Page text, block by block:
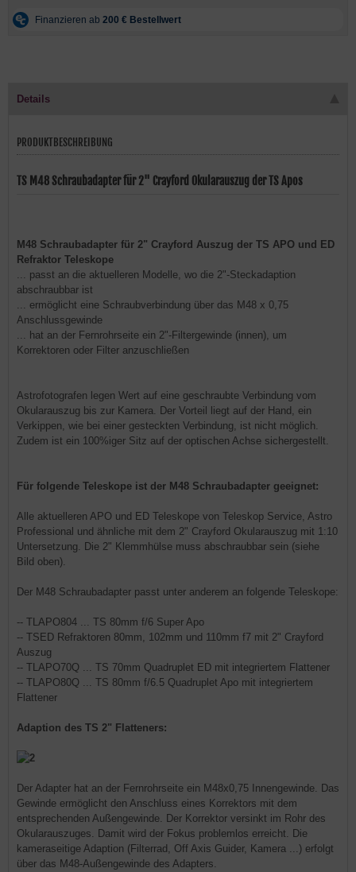
Details
PRODUKTBESCHREIBUNG
TS M48 Schraubadapter für 2" Crayford Okularauszug der TS Apos
M48 Schraubadapter für 2" Crayford Auszug der TS APO und ED
Refraktor Teleskope
... passt an die aktuelleren Modelle, wo die 2"-Steckadaption
abschraubbar ist
... ermöglicht eine Schraubverbindung über das M48 x 0,75
Anschlussgewinde
... hat an der Fernrohrseite ein 2"-Filtergewinde (innen), um
Korrektoren oder Filter anzuschließen
Astrofotografen legen Wert auf eine geschraubte Verbindung vom
Okularauszug bis zur Kamera. Der Vorteil liegt auf der Hand, ein
Verkippen, wie bei einer gesteckten Verbindung, ist nicht möglich.
Zudem ist ein 100%iger Sitz auf der optischen Achse sichergestellt.
Für folgende Teleskope ist der M48 Schraubadapter geeignet:
Alle aktuelleren APO und ED Teleskope von Teleskop Service, Astro
Professional und ähnliche mit dem 2" Crayford Okularauszug mit 1:10
Untersetzung. Die 2" Klemmhülse muss abschraubbar sein (siehe
Bild oben).
Der M48 Schraubadapter passt unter anderem an folgende Teleskope:
-- TLAPO804 ... TS 80mm f/6 Super Apo
-- TSED Refraktoren 80mm, 102mm und 110mm f7 mit 2" Crayford
Auszug
-- TLAPO70Q ... TS 70mm Quadruplet ED mit integriertem Flattener
-- TLAPO80Q ... TS 80mm f/6.5 Quadruplet Apo mit integriertem
Flattener
Adaption des TS 2" Flatteners:
Der Adapter hat an der Fernrohrseite ein M48x0,75 Innengewinde. Das
Gewinde ermöglicht den Anschluss eines Korrektors mit dem
entsprechenden Außengewinde. Der Korrektor versinkt im Rohr des
Okularauszuges. Damit wird der Fokus problemlos erreicht. Die
kameraseitige Adaption (Filterrad, Off Axis Guider, Kamera ...) erfolgt
über das M48-Außengewinde des Adapters.